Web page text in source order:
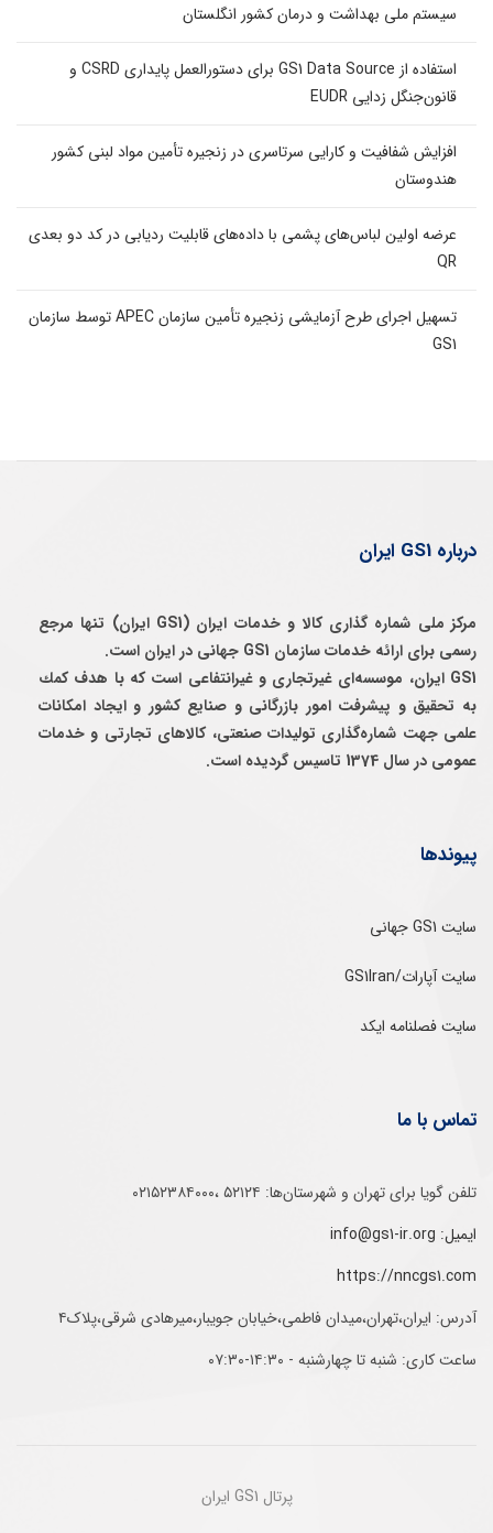
سیستم ملی بهداشت و درمان کشور انگلستان
استفاده از GS1 Data Source برای دستورالعمل پایداری CSRD و
قانون‌جنگل زدایی EUDR
افزایش شفافیت و کارایی سرتاسری در زنجیره تأمین مواد لبنی کشور
هندوستان
عرضه اولین لباس‌های پشمی با داده‌های قابلیت ردیابی در کد دو بعدی
QR
تسهیل اجرای طرح آزمایشی زنجیره تأمین سازمان APEC توسط سازمان
GS1
درباره GS1 ایران
مرکز ملی شماره گذاری کالا و خدمات ایران (GS1 ایران) تنها مرجع
رسمی برای ارائه خدمات سازمان GS1 جهانی در ایران است.
GS1 ایران، موسسه‌ای غيرتجاری و غيرانتفاعی است كه با هدف كمك
به تحقيق و پيشرفت امور بازرگانی و صنايع كشور و ايجاد امكانات
علمی جهت شماره‌گذاری توليدات صنعتی، كالاهای تجارتی و خدمات
عمومی در سال 1374 تاسيس گرديده است.
پیوندها
سایت GS1 جهانی
سایت آپارات/GS1Iran
سایت فصلنامه ایکد
تماس با ما
تلفن‌ گویا برای‌ تهران‌‌ و‌ شهرستان‌ها:‌ ۵۲۱۲۴ ،۰۲۱۵۲۳۸۴۰۰۰
ایمیل: info@gs1-ir.org
https://nncgs1.com
آدرس: ایران،تهران،میدان فاطمی،خیابان جویبار،میرهادی شرقی،پلاک۴
ساعت کاری: شنبه تا چهارشنبه - ۱۴:۳۰-۰۷:۳۰
پرتال GS1 ایران